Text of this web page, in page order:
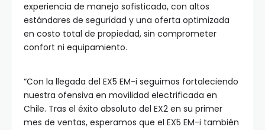
experiencia de manejo sofisticada, con altos
estándares de seguridad y una oferta optimizada
en costo total de propiedad, sin comprometer
confort ni equipamiento.
“Con la llegada del EX5 EM-i seguimos fortaleciendo
nuestra ofensiva en movilidad electrificada en
Chile. Tras el éxito absoluto del EX2 en su primer
mes de ventas, esperamos que el EX5 EM-i también